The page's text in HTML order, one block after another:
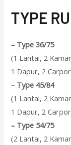
TYPE
– Type 36/75
(1 Lantai, 2
1 Dapur, 2
– Type 45/84
(1 Lantai, 2
1 Dapur, 2
– Type 54/75
(2 Lantai, 2